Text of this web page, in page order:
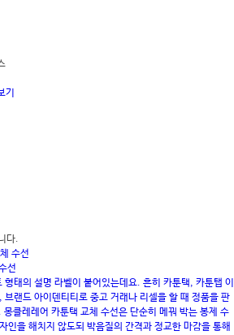
기
다.
선
태의 설명 라벨이 붙어있는데요. 흔히 카툰택, 카툰탭 이
랜드 아이덴티티로 중고 거래나 리셀을 할 때 정품을 판
클레레어 카툰택 교체 수선은 단순히 메꿔 박는 봉제 수
인을 해치지 않도되 박음질의 간격과 정교한 마감을 통해